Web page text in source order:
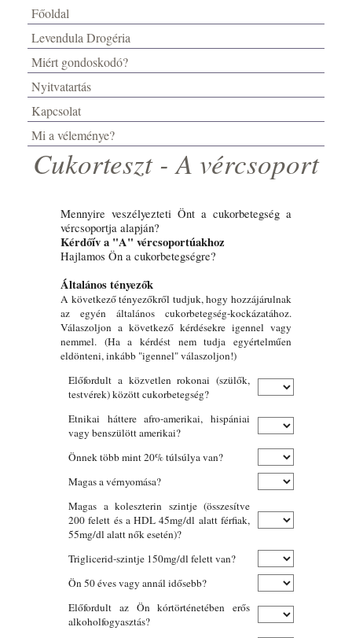
Főoldal
Levendula Drogéria
Miért gondoskodó?
Nyitvatartás
Kapcsolat
Mi a véleménye?
Cukorteszt - A vércsoport
Mennyire veszélyezteti Önt a cukorbetegség a
vércsoportja alapján?
Kérdőív a "A" vércsoportúakhoz
Hajlamos Ön a cukorbetegségre?
Általános tényezők
A következő tényezőkről tudjuk, hogy hozzájárulnak
az egyén általános cukorbetegség-kockázatához.
Válaszoljon a következő kérdésekre igennel vagy
nemmel. (Ha a kérdést nem tudja egyértelműen
eldönteni, inkább "igennel" válaszoljon!)
Előfordult a közvetlen rokonai (szülők,
testvérek) között cukorbetegség?
Etnikai háttere afro-amerikai, hispániai
vagy benszülött amerikai?
Önnek több mint 20% túlsúlya van?
Magas a vérnyomása?
Magas a koleszterin szintje (összesítve
200 felett és a HDL 45mg/dl alatt férfiak,
55mg/dl alatt nők esetén)?
Triglicerid-szintje 150mg/dl felett van?
Ön 50 éves vagy annál idősebb?
Előfordult az Ön kórtörténetében erős
alkoholfogyasztás?